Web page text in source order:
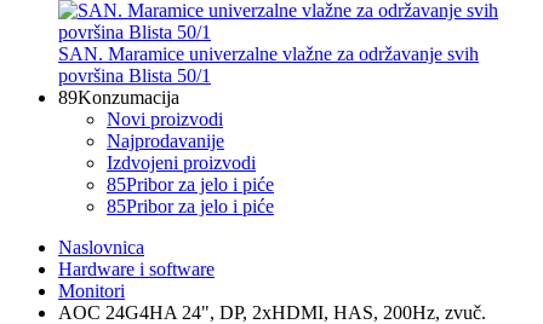
SAN. Maramice univerzalne vlažne za održavanje svih
površina Blista 50/1
89Konzumacija
Novi proizvodi
Najprodavanije
Izdvojeni proizvodi
85Pribor za jelo i piće
85Pribor za jelo i piće
Naslovnica
Hardware i software
Monitori
AOC 24G4HA 24", DP, 2xHDMI, HAS, 200Hz, zvuč.